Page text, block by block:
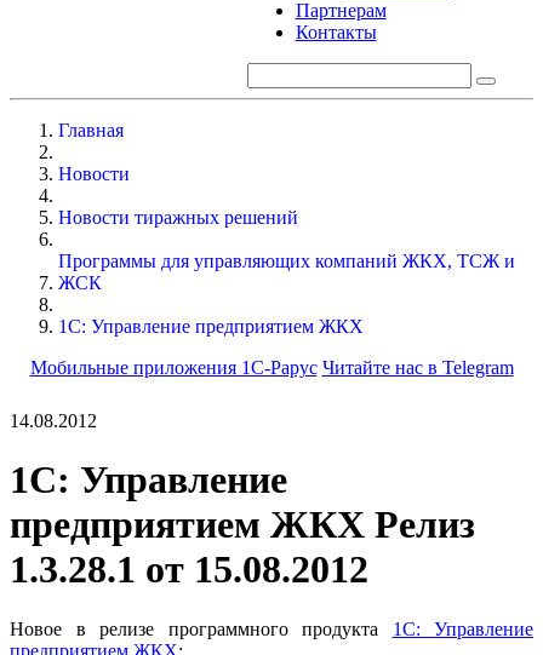
Партнерам
Контакты
Главная
Новости
Новости тиражных решений
Программы для управляющих компаний ЖКХ, ТСЖ и
ЖСК
1С: Управление предприятием ЖКХ
Мобильные приложения 1С-Рарус Читайте нас в Telegram
14.08.2012
1С: Управление
предприятием ЖКХ Релиз
1.3.28.1 от 15.08.2012
Новое в релизе программного продукта 1С: Управление
предприятием ЖКХ: